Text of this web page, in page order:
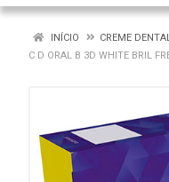
INÍCIO CREME
C D ORAL B 3D WHITE BRIL